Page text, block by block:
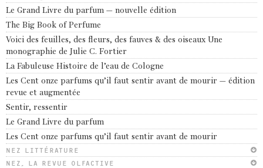
Le Grand Livre du parfum – nouvelle édition
The Big Book of Perfume
Voici des feuilles, des fleurs, des fauves & des oiseaux Une
monographie de Julie C. Fortier
La Fabuleuse Histoire de l’eau de Cologne
Les Cent onze parfums qu’il faut sentir avant de mourir – édition
revue et augmentée
Sentir, ressentir
Le Grand Livre du parfum
Les Cent onze parfums qu’il faut sentir avant de mourir
NEZ LITTÉRATURE
NEZ, LA REVUE OLFACTIVE